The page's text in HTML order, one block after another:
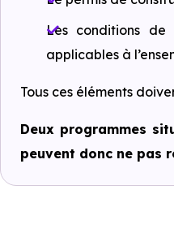
Les conditions
applicables à
Tous ces éléments
Deux programmes
peuvent donc ne pas